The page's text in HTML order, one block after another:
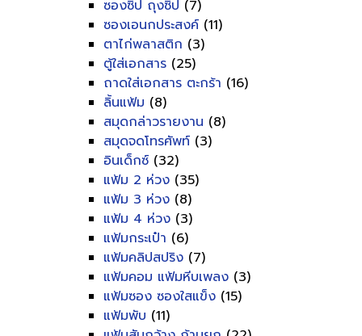
ซองซิป ถุงซิป (7)
ซองเอนกประสงค์ (11)
ตาไก่พลาสติก (3)
ตู้ใส่เอกสาร (25)
ถาดใส่เอกสาร ตะกร้า (16)
ลิ้นแฟ้ม (8)
สมุดกล่าวรายงาน (8)
สมุดจดโทรศัพท์ (3)
อินเด็กซ์ (32)
แฟ้ม 2 ห่วง (35)
แฟ้ม 3 ห่วง (8)
แฟ้ม 4 ห่วง (3)
แฟ้มกระเป๋า (6)
แฟ้มคลิปสปริง (7)
แฟ้มคอม แฟ้มหีบเพลง (3)
แฟ้มซอง ซองใสแข็ง (15)
แฟ้มพับ (11)